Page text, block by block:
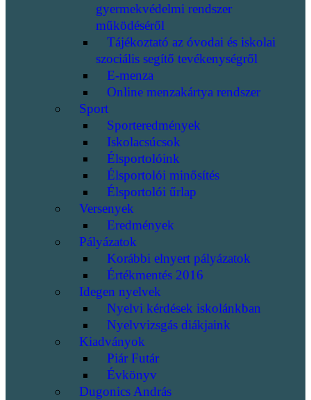
gyermekvédelmi rendszer
működéséről
Tájékoztató az óvodai és iskolai
szociális segítő tevékenységről
E-menza
Online menzakártya rendszer
Sport
Sporteredmények
Iskolacsúcsok
Élsportolóink
Élsportolói minősítés
Élsportolói űrlap
Versenyek
Eredmények
Pályázatok
Korábbi elnyert pályázatok
Értékmentés 2016
Idegen nyelvek
Nyelvi kérdések iskolánkban
Nyelvvizsgás diákjaink
Kiadványok
Piár Futár
Évkönyv
Dugonics András